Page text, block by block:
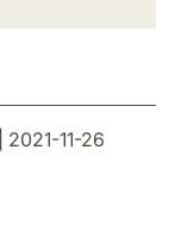
| 2021-11-26